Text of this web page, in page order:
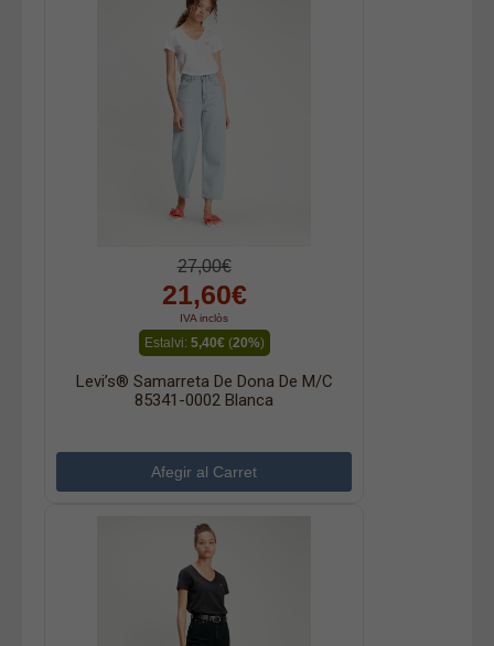
27,00€
21,60€
IVA inclòs
Estalvi: 5,40€(20%)
Levi’s® Samarreta De Dona De M/c
85341-0002 Blanca